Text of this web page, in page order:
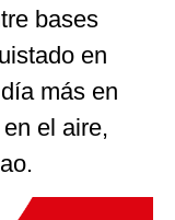
bases
en
más en
el aire,